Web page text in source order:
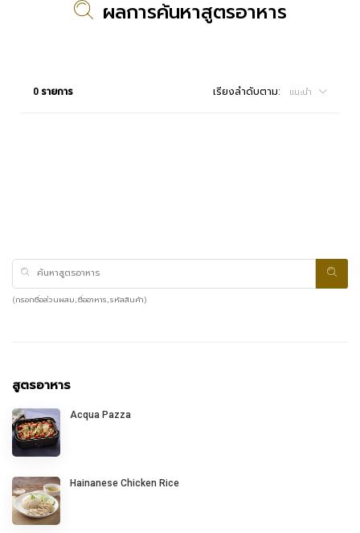
ผลการค้นหาสูตรอาหาร
0 รายการ เรียงลำดับตาม: แนะนำ
(กรอกชื่อส่วนผสม, ชื่ออาหาร, รหัสสินค้า)
สูตรอาหาร
Acqua Pazza
Hainanese Chicken Rice